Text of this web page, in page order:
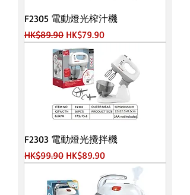
F2305 電動燈光榨汁機
一般價格
HK$89.90 促銷價格
HK$79.90
F2303 電動燈光攪拌機
一般價格
HK$99.90 促銷價格
HK$89.90